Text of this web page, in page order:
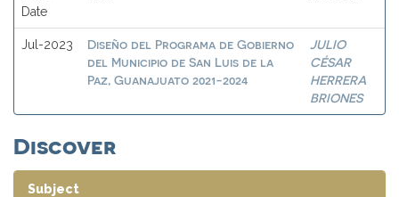
Date
Jul-2023
Diseño del Programa de Gobierno
del Municipio de San Luis de la
Paz, Guanajuato 2021-2024
JULIO
CÉSAR
HERRERA
BRIONES
Discover
Subject